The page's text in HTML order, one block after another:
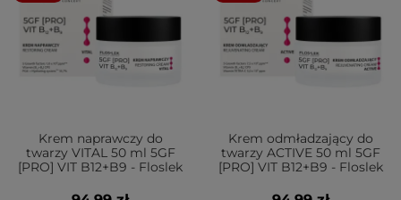
Krem naprawczy do
twarzy VITAL 50 ml 5GF
[PRO] VIT B12+B9 - Floslek
Krem odmładzający do
twarzy ACTIVE 50 ml 5GF
[PRO] VIT B12+B9 - Floslek